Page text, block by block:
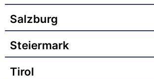
Salzburg
Steiermark
Tirol